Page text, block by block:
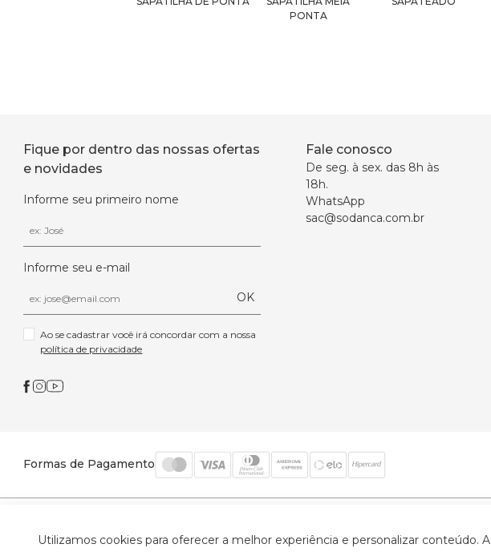
PONTA
Fique por dentro das nossas ofertas
e novidades
Informe seu primeiro nome
Informe seu e-mail
OK
política de privacidade
Fale conosco
De seg. à sex. das 8h às
18h.
WhatsApp
sac@sodanca.com.br
Formas de Pagamento
Utilizamos cookies para oferecer a melhor experiência e personalizar conteúdo.